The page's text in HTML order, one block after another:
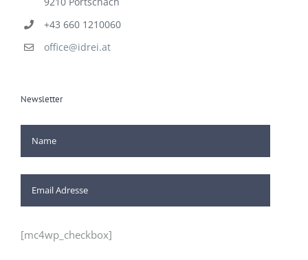
+43 660 1210060
office@idrei.at